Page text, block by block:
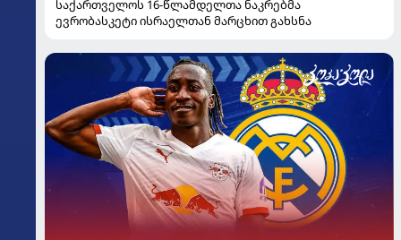
საქართველოს 16-წლამდელთა ნაკრებმა
ევრობასკეტი ისრაელთან მარცხით გახსნა